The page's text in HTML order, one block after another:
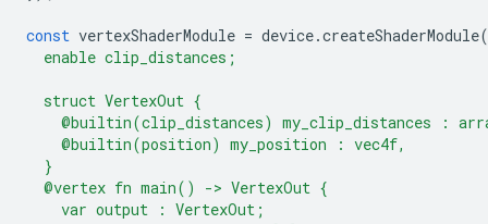
const vertexShaderModule = device.createShaderModule
  enable clip_distances;
  struct VertexOut {
@builtin(clip_distances) my_clip_distances :
    @builtin(position) my_position : vec4f,
  }
  @vertex fn main() -> VertexOut {
    var output : VertexOut;